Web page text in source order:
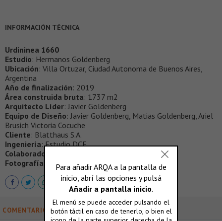
INFORMACIÓN TÉCNICA
Urdininea 1660
Estudio: Hermanos Goldenberg
Ubicación: Villa Ortuzar, Ciudad Autonoma de Buenos Aires,
Argentina
Año de finalización: 2019
Área construida bruta: 1737 m2
Arquitecto Líder: Javier Goldenberg
Equipo de Diseño: Javier Goldenberg, Matias Goldenberg, Ariel
Brusich Victoria Cocuche
Cliente: Blatthaus S.A.
Ingeniería: Estudio DCE
Colaborador
Fotografía : Guido Chouela
COMENTARIOS